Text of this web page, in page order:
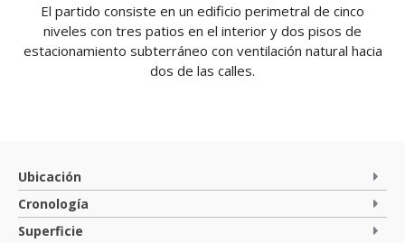
El partido consiste en un edificio perimetral de cinco
niveles con tres patios en el interior y dos pisos de
estacionamiento subterráneo con ventilación natural hacia
dos de las calles.
Ubicación
Cronología
Superficie